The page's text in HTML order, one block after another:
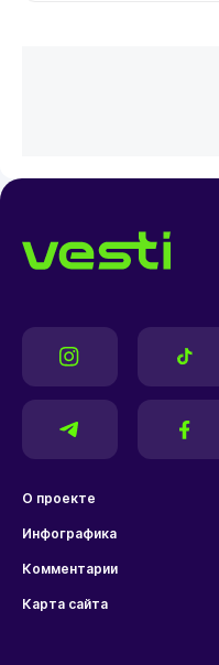
О проекте
Инфографика
Комментарии
Карта сайта